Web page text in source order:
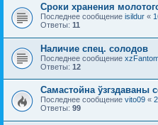
Сроки хранения
Последнее сообщение isildur «
Ответы: 11
Наличие спец. солодов
Последнее сообщение
Ответы: 12
Самастойна ўзгздаваны
Последнее сообщение vito09 «
Ответы: 99